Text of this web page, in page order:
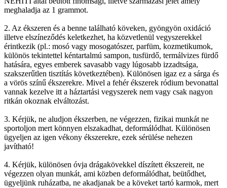
meghaladja az 1 grammot.
2. Az ékszeren és a benne található köveken, gyöngyön oxidáció
illetve elszíneződés keletkezhet, ha közvetlenül vegyszerekkel
érintkezik (pl.: mosó vagy mosogatószer, parfüm, kozmetikumok,
különös tekintettel kéntartalmú sampon, tusfürdő, termálvizes fürdő
hatására, egyes emberek savasabb vagy lúgosabb izzadtsága,
szakszerűtlen tisztítás következtében). Különösen igaz ez a sárga és
a vörös színű ékszerekre. Mivel a fehér ékszerek ródium bevonattal
vannak kezelve itt a háztartási vegyszerek nem vagy csak nagyon
ritkán okoznak elváltozást.
3. Kérjük, ne aludjon ékszerben, ne végezzen, fizikai munkát ne
sportoljon mert könnyen elszakadhat, deformálódhat. Különösen
ügyeljen az igen vékony ékszerekre, ezek sérülése nehezen
javítható!
4. Kérjük, különösen óvja drágakövekkel díszített ékszereit, ne
végezzen olyan munkát, ami közben deformálódhat, beütődhet,
ügyeljünk ruházatba, ne akadjanak be a köveket tartó karmok, mert